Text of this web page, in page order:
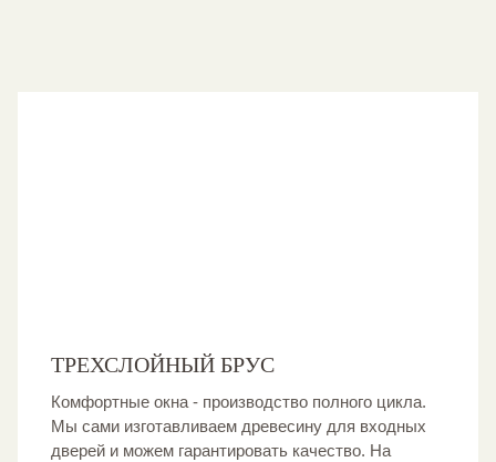
ТРЕХСЛОЙНЫЙ БРУС
Комфортные окна - производство полного цикла.
Мы сами изготавливаем древесину для входных
дверей и можем гарантировать качество. На